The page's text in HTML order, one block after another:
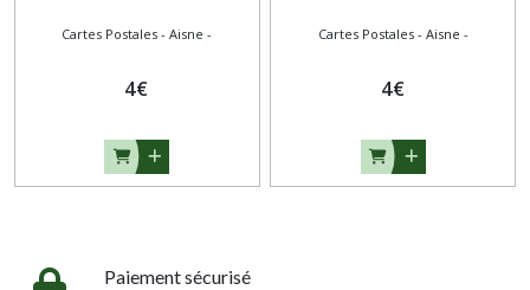
Cartes Postales - Aisne -
4€
Cartes Postales - Aisne -
4€
Paiement sécurisé